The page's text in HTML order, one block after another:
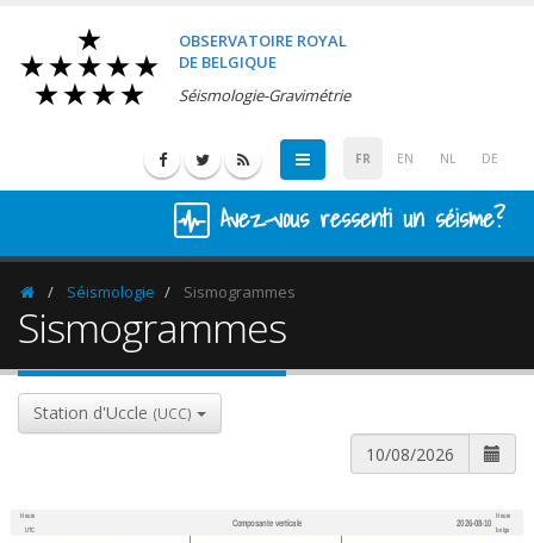
OBSERVATOIRE ROYAL
DE BELGIQUE
Séismologie-Gravimétrie
FR EN NL DE
Avez-vous ressenti un séisme?
HomepageSéismologie Sismogrammes
Sismogrammes
Station d'Uccle (UCC)
Heure
UTC
Composante verticale 2026-08-10
Heure
belge